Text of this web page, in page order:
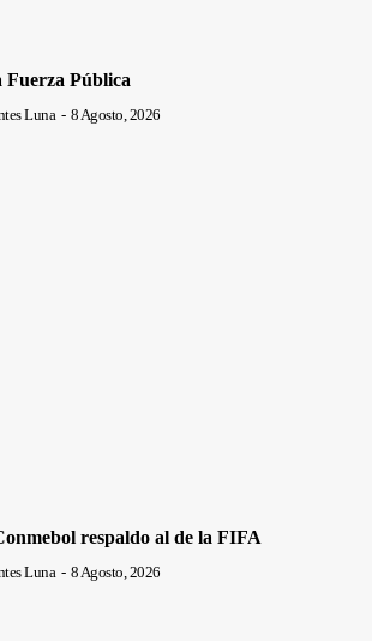
Fuerza Pública
Luna - 8 Agosto, 2026
respaldo al de la FIFA
Luna - 8 Agosto, 2026